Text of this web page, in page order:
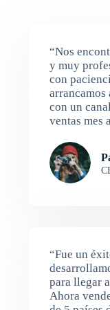
“Nos
y muy
con
arrancamos
con un
ventas mes
“Fue un
para llegar
Ahora